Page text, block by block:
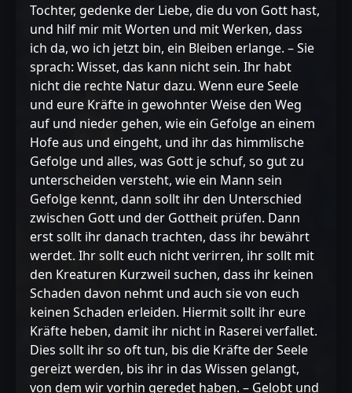
Tochter, gedenke der Liebe, die du von Gott hast,
und hilf mir mit Worten und mit Werken, dass
ich da, wo ich jetzt bin, ein Bleiben erlange. – Sie
sprach: Wisset, das kann nicht sein. Ihr habt
nicht die rechte Natur dazu. Wenn eure Seele
und eure Kräfte in gewohnter Weise den Weg
auf und nieder gehen, wie ein Gefolge an einem
Hofe aus und eingeht, und ihr das himmlische
Gefolge und alles, was Gott je schuf, so gut zu
unterscheiden versteht, wie ein Mann sein
Gefolge kennt, dann sollt ihr den Unterschied
zwischen Gott und der Gottheit prüfen. Dann
erst sollt ihr danach trachten, dass ihr bewährt
werdet. Ihr sollt euch nicht verirren, ihr sollt mit
den Kreaturen Kurzweil suchen, dass ihr keinen
Schaden davon nehmt und auch sie von euch
keinen Schaden erleiden. Hiermit sollt ihr eure
Kräfte heben, damit ihr nicht in Raserei verfallet.
Dies sollt ihr so oft tun, bis die Kräfte der Seele
gereizt werden, bis ihr in das Wissen gelangt,
von dem wir vorhin geredet haben. – Gelobt und